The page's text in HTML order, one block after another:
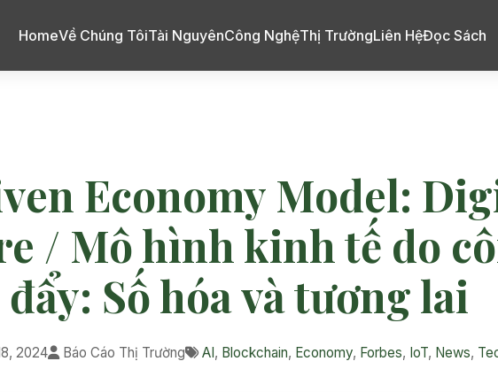
HomeVề Chúng TôiTài NguyênCông NghệThị TrườngLiên HệĐọc Sách
Economy Model:
/ Mô hình kinh tế do
Số hóa và tương lai
2024 Báo Cáo Thị Trường AI, Blockchain, Economy, Forbes, IoT, News,